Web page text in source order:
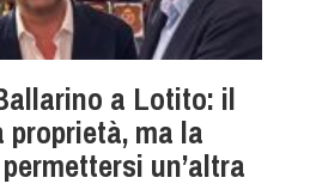
a Lotito: il
ma la
un’altra